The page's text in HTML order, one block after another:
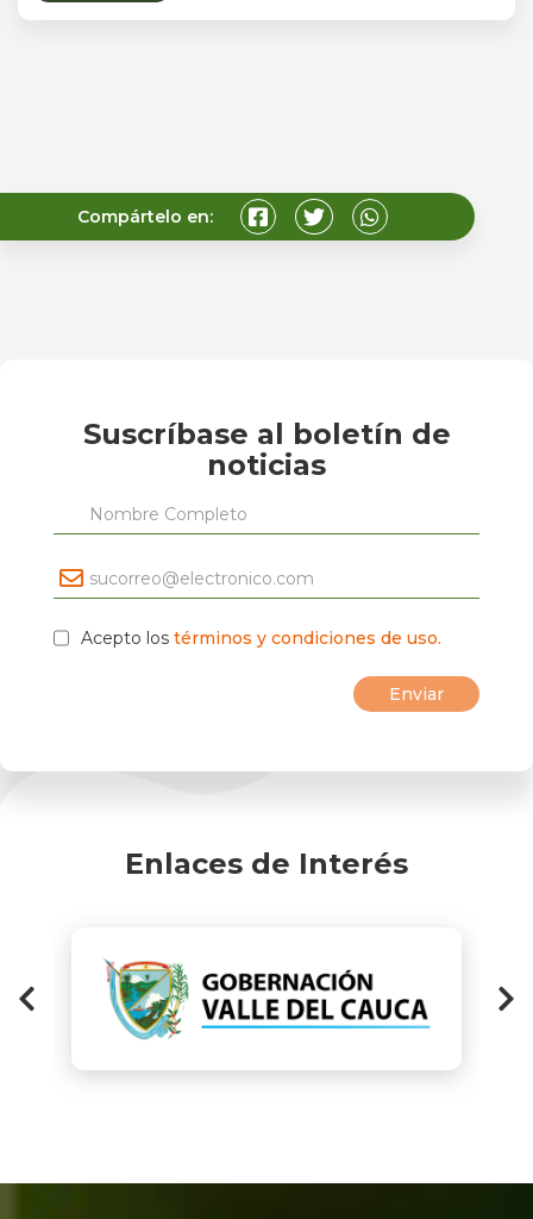
Compártelo en:
Suscríbase al boletín de
noticias
Acepto los términos y condiciones de uso.
Enlaces de Interés